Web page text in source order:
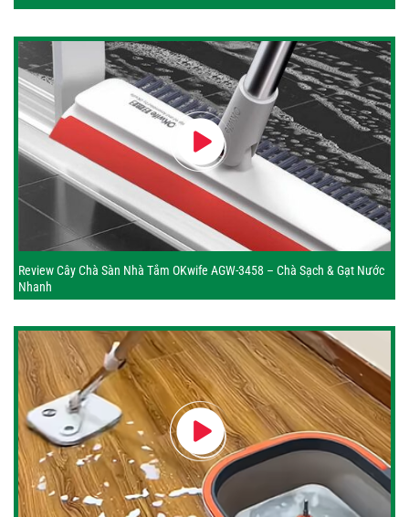
Review Cây Chà Sàn Nhà Tắm OKwife AGW-3458 – Chà Sạch & Gạt Nước
Nhanh